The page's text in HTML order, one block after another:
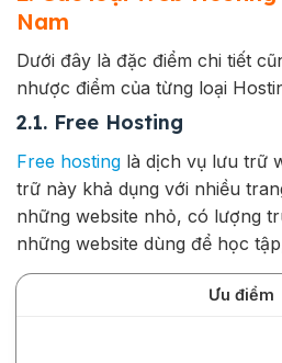
Nam
Dưới đây là đặc điểm chi tiết
nhược điểm của từng loại
2.1. Free Hosting
Free hosting là dịch vụ lưu trữ
trữ này khả dụng với nhiều
những website nhỏ, có lượng
những website dùng để học
Ưu điểm